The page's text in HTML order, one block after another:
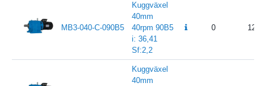
MB3-040-C-090B5
Kuggväxel
40mm
40rpm 90B5
i: 36,41
Sf:2,2
0 12
Kuggväxel
40mm